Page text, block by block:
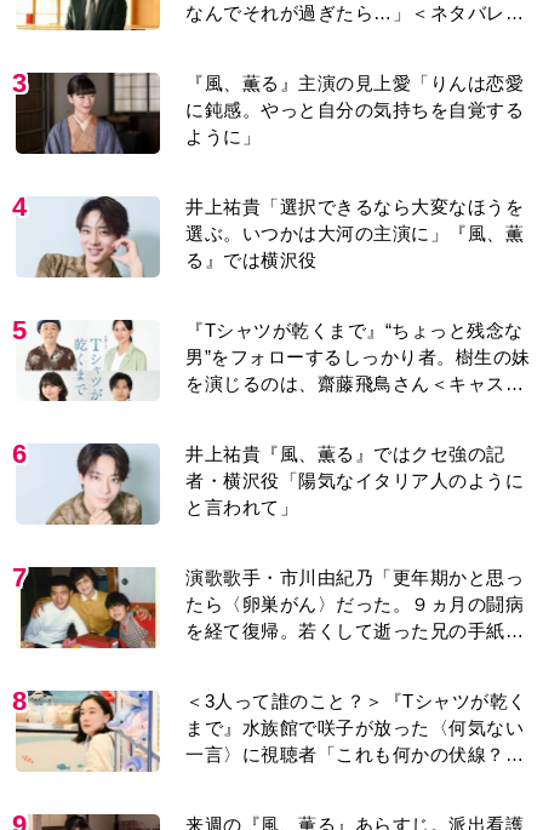
なんでそれが過ぎたら…」＜ネタバレあ
3
『風、薫る』主演の見上愛「りんは恋愛
に鈍感。やっと自分の気持ちを自覚する
ように」
4
井上祐貴「選択できるなら大変なほうを
選ぶ。いつかは大河の主演に」『風、薫
る』では横沢役
5
『Tシャツが乾くまで』“ちょっと残念な
男”をフォローするしっかり者。樹生の妹
を演じるのは、齋藤飛鳥さん＜キャスト
6
井上祐貴『風、薫る』ではクセ強の記
者・横沢役「陽気なイタリア人のように
と言われて」
7
演歌歌手・市川由紀乃「更年期かと思っ
たら〈卵巣がん〉だった。９ヵ月の闘病
を経て復帰。若くして逝った兄の手紙を
8
＜3人って誰のこと？＞『Tシャツが乾く
まで』水族館で咲子が放った〈何気ない
一言〉に視聴者「これも何かの伏線？」
来週の『風、薫る』あらすじ。派出看護